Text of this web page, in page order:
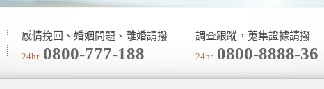
感情挽回、婚姻問題、離婚請撥
24hr 0800-777-188
調查跟蹤，蒐集證據請撥
24hr 0800-8888-36